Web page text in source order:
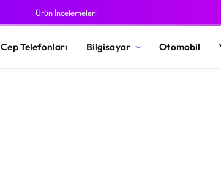
Ürün İncelemeleri
Cep Telefonları Bilgisayar Otomobil